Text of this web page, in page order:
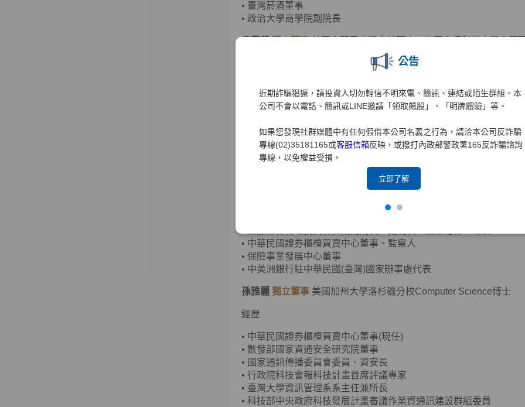
公告
近期詐騙猖獗，請投資人切勿輕信不明來電、簡訊、連結或陌生群組。本
公司不會以電話、簡訊或LINE邀請「領取飆股」、「明牌體驗」等。
如果您發現社群媒體中有任何假借本公司名義之行為，請洽本公司反詐騙
專線(02)35181165或客服信箱反映，或撥打內政部警政署165反詐騙諮詢
專線，以免權益受損。
立即了解
• 臺灣菸酒董事
• 政治大學商學院副院長
財團法人聖嚴教育基金會監察人
財團法人法鼓山佛教基金會監察人
普華國際財務顧問(股)公司董事長
中華民國北市會計師公會理事
政治大學企業管理碩士
• 中華民國證券櫃檯買賣中心董事、監察人
• 保險事業發展中心董事
• 中美洲銀行駐中華民國(臺灣)國家辦事處代表
孫雅麗 獨立董事 美國加州大學洛杉磯分校Computer Science博士
經歷
• 中華民國證券櫃檯買賣中心董事(現任)
• 數發部國家資通安全研究院董事
• 國家通訊傳播委員會委員、資安長
• 行政院科技會報科技計畫首席評議專家
• 臺灣大學資訊管理系系主任兼所長
• 科技部中央政府科技發展計畫審議作業資通訊建設群組委員